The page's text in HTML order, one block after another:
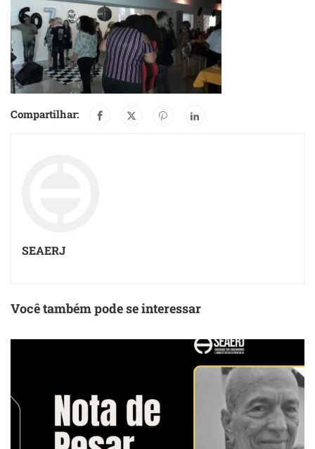
Compartilhar:
SEAERJ
Você também pode se interessar